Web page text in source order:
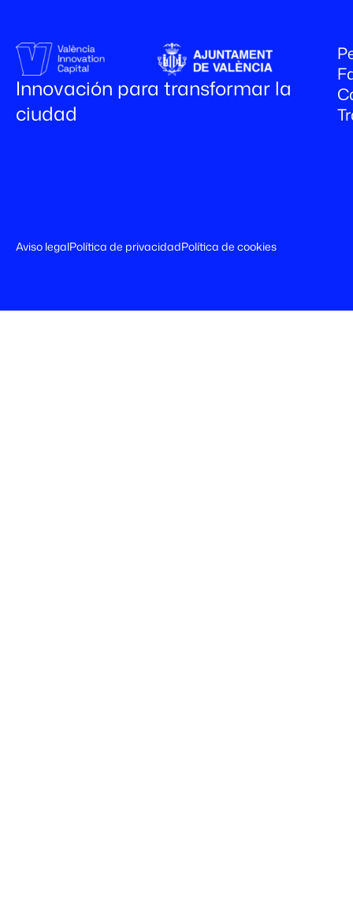
Innovación para transformar la
ciudad
Aviso legalPolítica de privacidadPolítica de cookies